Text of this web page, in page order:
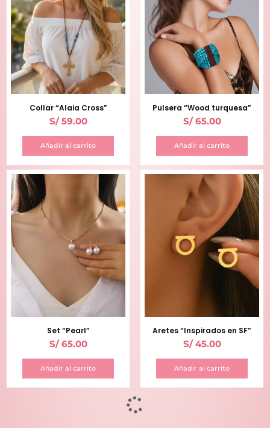
Collar “Alaia Cross”
S/59.00
Añadir al carrito
Pulsera “Wood turquesa”
S/65.00
Añadir al carrito
Set “Pearl”
S/65.00
Añadir al carrito
Aretes “Inspirados en SF”
S/45.00
Añadir al carrito